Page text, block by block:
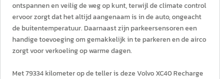
ontspannen en veilig de weg op kunt, terwijl de climate control
ervoor zorgt dat het altijd aangenaam is in de auto, ongeacht
de buitentemperatuur. Daarnaast zijn parkeersensoren een
handige toevoeging om gemakkelijk in te parkeren en de airco
zorgt voor verkoeling op warme dagen.
Met 79334 kilometer op de teller is deze Volvo XC40 Recharge